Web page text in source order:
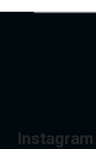
Instagram